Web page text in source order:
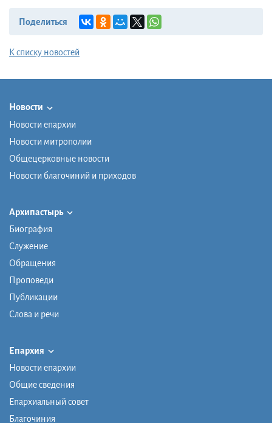
Поделиться
К списку новостей
Новости
Новости епархии
Новости митрополии
Общецерковные новости
Новости благочиний и приходов
Архипастырь
Биография
Служение
Обращения
Проповеди
Публикации
Слова и речи
Епархия
Новости епархии
Общие сведения
Епархиальный совет
Благочиния